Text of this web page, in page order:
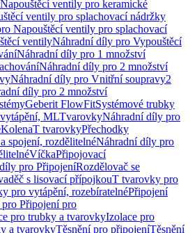
ventily pro keramické
ventily pro splachovací nádržky
Napouštěcí ventily pro splachovací
ventilyNáhradní díly pro Vypouštěcí
Náhradní díly pro 1 množství
Náhradní díly pro 2 množství
Náhradní díly pro Vnitřní soupravy2
díly pro 2 množství
Geberit FlowFitSystémové trubky
MLTvarovkyNáhradní díly pro
KolenaT tvarovkyPřechodky
spojení, rozdělitelnéNáhradní díly pro
VíčkaPřipojovací
pro PřipojeníRozdělovač se
s lisovací přípojkouT tvarovky pro
pro vytápění, rozebíratelnéPřipojení
Připojení pro
pro trubky a tvarovkyIzolace pro
a tvarovkyTěsnění pro připojeníTěsnění